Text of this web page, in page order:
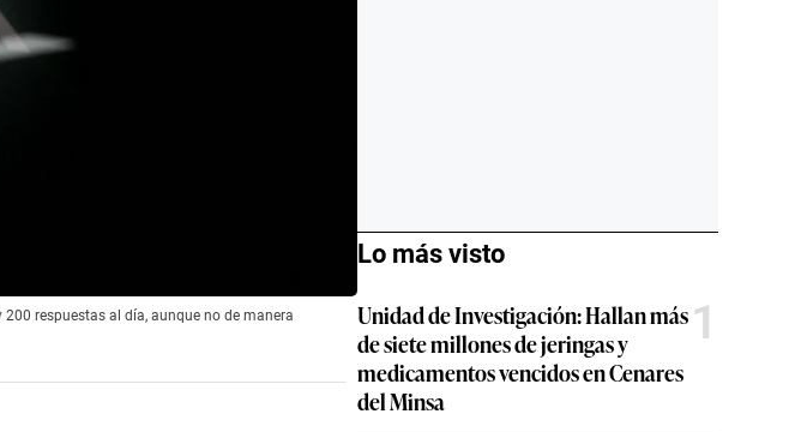
respuestas al día, aunque no de manera
Lo más visto
Unidad de Investigación: Hallan más
de siete millones de jeringas y
medicamentos vencidos en Cenares
del Minsa
1